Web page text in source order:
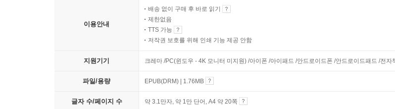
이용안내
배송 없이 구매 후 바로 읽기
제한없음
TTS 가능
저작권 보호를 위해 인쇄 기능 제공 안함
지원기기 크레마 /PC(윈도우 - 4K 모니터 미지원) /아이폰 /아이패드 /안드로이드폰 /안드로이드패드 /전
파일/용량 EPUB(DRM) | 1.76MB
글자 수/페이지 수 약 3.1만자, 약 1만 단어, A4 약 20쪽